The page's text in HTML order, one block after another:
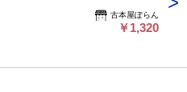
古本屋ぽらん
￥1,320